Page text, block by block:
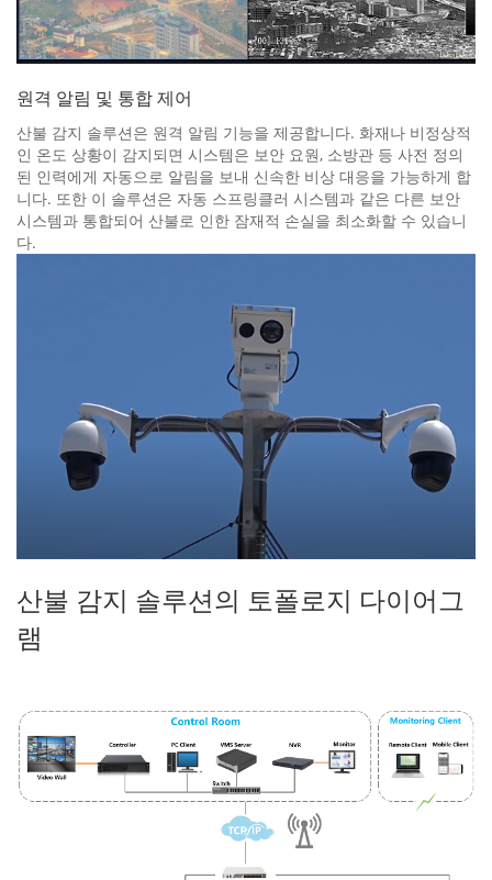
원격 알림 및 통합 제어
산불 감지 솔루션은 원격 알림 기능을 제공합니다. 화재나 비정상적
인 온도 상황이 감지되면 시스템은 보안 요원, 소방관 등 사전 정의
된 인력에게 자동으로 알림을 보내 신속한 비상 대응을 가능하게 합
니다. 또한 이 솔루션은 자동 스프링클러 시스템과 같은 다른 보안
시스템과 통합되어 산불로 인한 잠재적 손실을 최소화할 수 있습니
다.
산불 감지 솔루션의 토폴로지 다이어그
램